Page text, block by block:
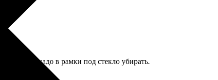
заметны, надо в рамки под стекло убирать.